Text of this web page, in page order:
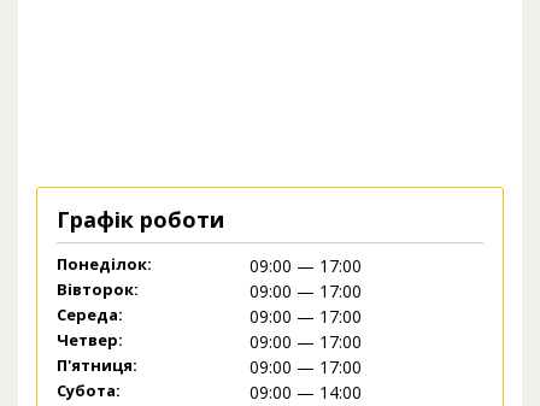
Графік роботи
Понеділок: 09:00 — 17:00
Вівторок: 09:00 — 17:00
Середа: 09:00 — 17:00
Четвер: 09:00 — 17:00
П'ятниця: 09:00 — 17:00
Субота: 09:00 — 14:00